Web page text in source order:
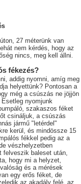
27 méterünk van
nem kérdés, hogy az
nincs, meg kell állni.
fékezés?
addig nyomni, amíg meg
helyettünk? Pontosan a
még a csúszás ne jöjjön
Esetleg nyomjunk
szakaszos féket
csináljuk, a csúszás
jármű "letérdel"
kerül, és mindössze 15
fékkel pedig az a
vészhelyzetben
felveszik baleset után,
hogy mi a helyzet,
és a mérések
egy erős féket, de
az akadály felé, az